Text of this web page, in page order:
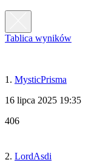
Tablica wyników
1. MysticPrisma
16 lipca 2025 19:35
406
2. LordAsdi